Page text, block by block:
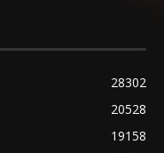
28302
20528
19158